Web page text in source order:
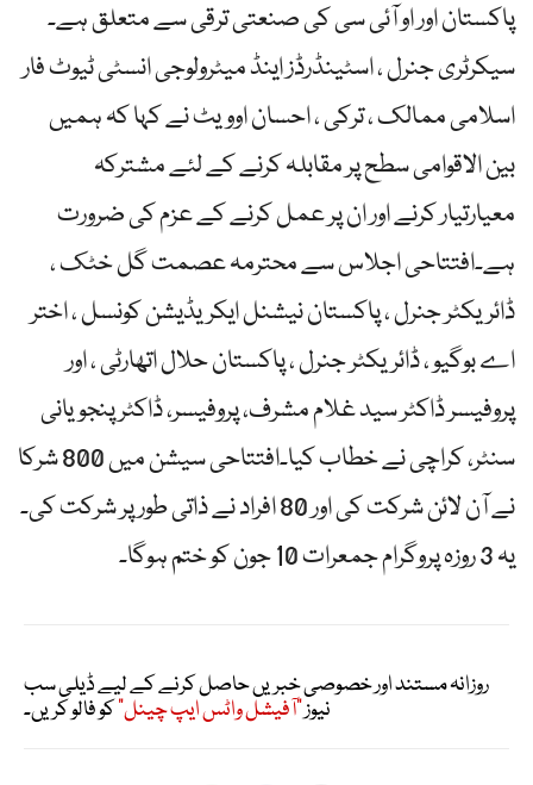
پاکستان اور او آئی سی کی صنعتی ترقی سے متعلق ہے۔
سیکرٹری جنرل ، اسٹینڈرڈز اینڈ میٹرولوجی انسٹی ٹیوٹ فار
اسلامی ممالک ، ترکی ، احسان اوویٹ نے کہا کہ ہمیں
بین الاقوامی سطح پر مقابلہ کرنے کے لئے مشترکہ
معیارتیار کرنے اور ان پر عمل کرنے کے عزم کی ضرورت
ہے۔افتتاحی اجلاس سے محترمہ عصمت گل خٹک ،
ڈائریکٹر جنرل ، پاکستان نیشنل ایکریڈیشن کونسل ، اختر
اے بوگیو ، ڈائریکٹر جنرل ، پاکستان حلال اتھارٹی ، اور
پروفیسر ڈاکٹر سید غلام مشرف، پروفیسر، ڈاکٹر پنجویانی
سنٹر، کراچی نے خطاب کیا۔افتتاحی سیشن میں 800 شرکا
نے آن لائن شرکت کی اور 80 افراد نے ذاتی طور پر شرکت کی۔
یہ 3 روزہ پروگرام جمعرات 10 جون کو ختم ہوگا۔
روزانہ مستند اور خصوصی خبریں حاصل کرنے کے لیے ڈیلی سب
نیوز"آفیشل واٹس ایپ چینل"کو فالو کریں۔